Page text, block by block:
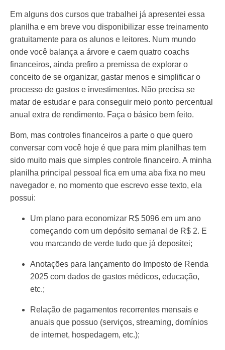
Em alguns dos cursos que trabalhei já apresentei essa
planilha e em breve vou disponibilizar esse treinamento
gratuitamente para os alunos e leitores. Num mundo
onde você balança a árvore e caem quatro coachs
financeiros, ainda prefiro a premissa de explorar o
conceito de se organizar, gastar menos e simplificar o
processo de gastos e investimentos. Não precisa se
matar de estudar e para conseguir meio ponto percentual
anual extra de rendimento. Faça o básico bem feito.
Bom, mas controles financeiros a parte o que quero
conversar com você hoje é que para mim planilhas tem
sido muito mais que simples controle financeiro. A minha
planilha principal pessoal fica em uma aba fixa no meu
navegador e, no momento que escrevo esse texto, ela
possui:
Um plano para economizar R$ 5096 em um ano
começando com um depósito semanal de R$ 2. E
vou marcando de verde tudo que já depositei;
Anotações para lançamento do Imposto de Renda
2025 com dados de gastos médicos, educação,
etc.;
Relação de pagamentos recorrentes mensais e
anuais que possuo (serviços, streaming, domínios
de internet, hospedagem, etc.);